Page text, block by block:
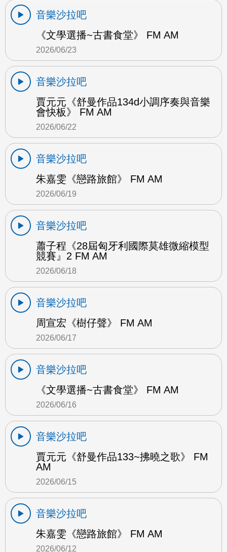
音樂沙拉吧
《文學選播~古書食堂》 FM AM
2026/06/23
音樂沙拉吧
賈元元《舒曼作品134d小調序奏與音樂
會快板》 FM AM
2026/06/22
音樂沙拉吧
朱嘉雯《戀路旅館》 FM AM
2026/06/19
音樂沙拉吧
蕭子程《28屆匈牙利國際莫雄微縮模型
競賽』2 FM AM
2026/06/18
音樂沙拉吧
周宣宏《樹仔聲》 FM AM
2026/06/17
音樂沙拉吧
《文學選播~古書食堂》 FM AM
2026/06/16
音樂沙拉吧
賈元元《舒曼作品133~拂曉之歌》 FM
AM
2026/06/15
音樂沙拉吧
朱嘉雯《戀路旅館》 FM AM
2026/06/12